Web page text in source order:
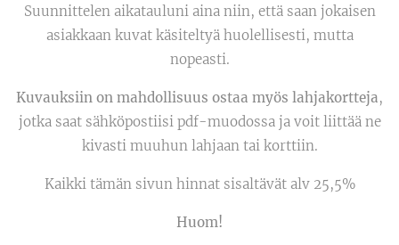
Suunnittelen aikatauluni aina niin, että saan jokaisen
asiakkaan kuvat käsiteltyä huolellisesti, mutta
nopeasti.
Kuvauksiin on mahdollisuus ostaa myös lahjakortteja,
jotka saat sähköpostiisi pdf-muodossa ja voit liittää ne
kivasti muuhun lahjaan tai korttiin.
Kaikki tämän sivun hinnat sisaltävät alv 25,5%
Huom!